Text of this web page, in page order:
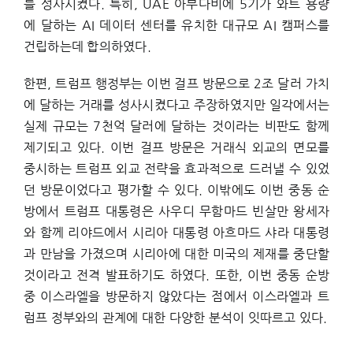
를 성사시켰다. 특히, UAE 아부다비에 5기가 와트 용량
에 달하는 AI 데이터 센터를 유치한 대규모 AI 캠퍼스를
건립하는데 합의하였다.
한편, 트럼프 행정부는 이번 걸프 방문으로 2조 달러 가치
에 달하는 거래를 성사시켰다고 주장하였지만 일각에서는
실제 규모는 7천억 달러에 달하는 것이라는 비판도 함께
제기되고 있다. 이번 걸프 방문은 거래식 외교의 면모를
중시하는 트럼프 외교 전략을 효과적으로 드러낼 수 있었
던 방문이었다고 평가할 수 있다. 이밖에도 이번 중동 순
방에서 트럼프 대통령은 사우디 무함마드 빈살만 왕세자
와 함께 리야드에서 시리아 대통령 아흐마드 샤라 대통령
과 만남을 가졌으며 시리아에 대한 미국의 제재를 중단할
것이라고 전격 발표하기도 하였다. 또한, 이번 중동 순방
중 이스라엘을 방문하지 않았다는 점에서 이스라엘과 트
럼프 정부와의 관계에 대한 다양한 분석이 잇따르고 있다.